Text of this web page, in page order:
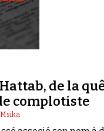
de la
complotiste